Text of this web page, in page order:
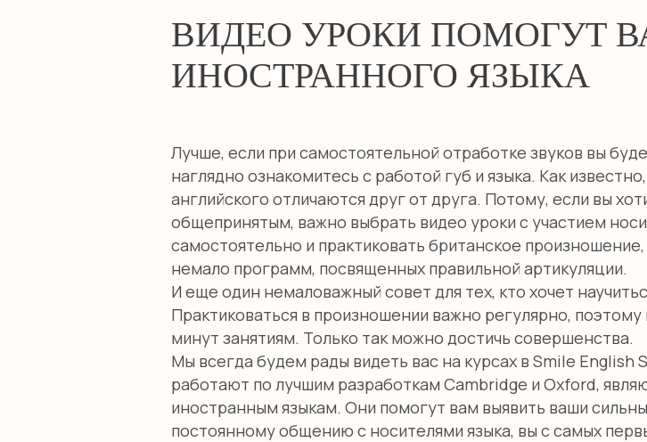
ВИДЕО УРОКИ ПОМОГУТ
ИНОСТРАННОГО ЯЗЫКА
Лучше, если при самостоятельной отработке звуков вы
наглядно ознакомитесь с работой губ и языка. Как
английского отличаются друг от друга. Потому, если вы
общепринятым, важно выбрать видео уроки с участием
самостоятельно и практиковать британское
немало программ, посвященных правильной артикуляции.
И еще один немаловажный совет для тех, кто хочет
Практиковаться в произношении важно регулярно,
минут занятиям. Только так можно достичь совершенства.
Мы всегда будем рады видеть вас на курсах в Smile
работают по лучшим разработкам Cambridge и Oxford,
иностранным языкам. Они помогут вам выявить ваши
постоянному общению с носителями языка, вы с самых